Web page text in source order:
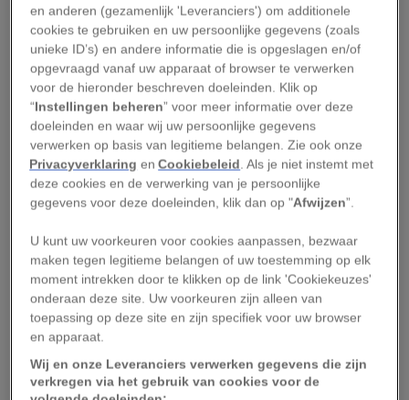
navolgende explosie van drie van de vier
reactoren van het complex.
Vanwege de wolk radioactieve as die uit de
reactoren opsteeg, moesten uit een gebied van
achthonderd vierkante kilometer (het oppervlak
van de stad New York) rond de kerncentrale
ruim 160.000mensen worden geëvacueerd. De
meeste van deze inwoners zijn nog altijd niet
naar hun huizen teruggekeerd.
Maar het plotselinge vertrek van de bewoners
heeft een onverwacht positief effect op de
natuur gehad: in de afgelopen tien jaar hebben
dieren en planten bezit genomen van het
ontruimde gebied, waar het stralingsniveau nog
en anderen (gezamenlijk 'Leveranciers') om additionele
cookies te gebruiken en uw persoonlijke gegevens (zoals
unieke ID’s) en andere informatie die is opgeslagen en/of
opgevraagd vanaf uw apparaat of browser te verwerken
voor de hieronder beschreven doeleinden. Klik op
“Instellingen beheren” voor meer informatie over deze
doeleinden en waar wij uw persoonlijke gegevens
verwerken op basis van legitieme belangen. Zie ook onze
Privacyverklaring enCookiebeleid. Als je niet instemt met
deze cookies en de verwerking van je persoonlijke
gegevens voor deze doeleinden, klik dan op "Afwijzen”.
U kunt uw voorkeuren voor cookies aanpassen, bezwaar
maken tegen legitieme belangen of uw toestemming op elk
moment intrekken door te klikken op de link 'Cookiekeuzes'
onderaan deze site. Uw voorkeuren zijn alleen van
toepassing op deze site en zijn specifiek voor uw browser
en apparaat.
Wij en onze Leveranciers verwerken gegevens die zijn
verkregen via het gebruik van cookies voor de